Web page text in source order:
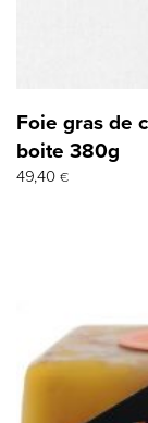
Foie gras de
boite 380g
49,40 €